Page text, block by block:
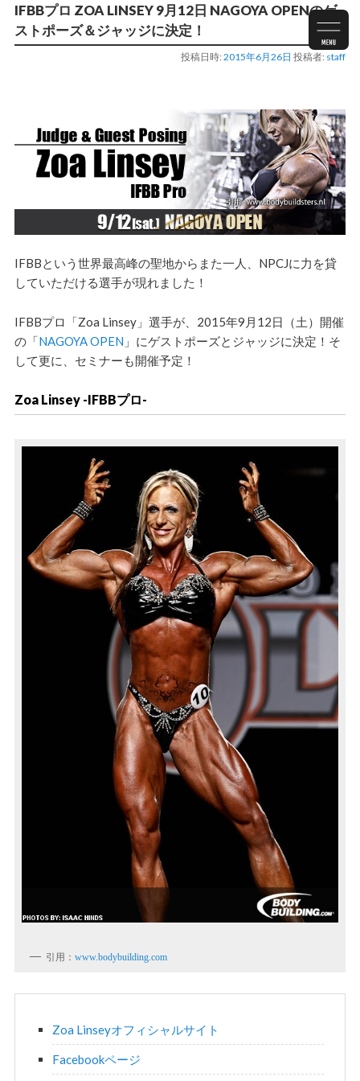
IFBBプロ ZOA LINSEY 9月12日 NAGOYA OPENのゲ
ストポーズ＆ジャッジに決定！
投稿日時:2015年6月26日 投稿者: staff
IFBBという世界最高峰の聖地からまた一人、NPCJに力を貸
していただける選手が現れました！
IFBBプロ「Zoa Linsey」選手が、2015年9月12日（土）開催
の「NAGOYA OPEN 」にゲストポーズとジャッジに決定！そ
して更に、セミナーも開催予定！
Zoa Linsey -IFBBプロ-
引用： www.bodybuilding.com
Zoa Linseyオフィシャルサイト
Facebookページ